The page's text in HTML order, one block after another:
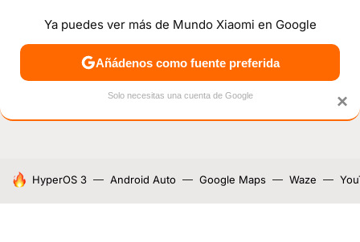
NOTICIAS MÓVILES TUTORIALES OFERTAS
HOY SE HABLA DE
HyperOS 3 Android Auto Google Maps Waze
×
Ya puedes ver más de Mundo Xiaomi en Google
Añádenos como fuente preferida
Solo necesitas una cuenta de Google